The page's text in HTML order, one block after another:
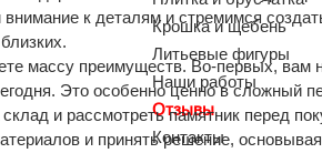
Крошка и щебень
Литьевые фигуры
Наши работы
Отзывы
Контакты
к деталям и стремимся
массу преимуществ. Во-первых,
Это особенно ценно в сложный
и рассмотреть памятник перед
и принять решение,